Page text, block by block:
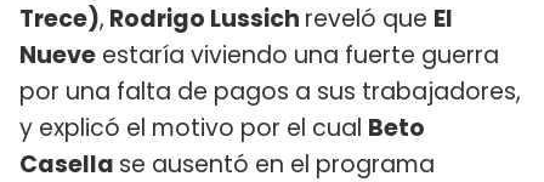
Trece), Rodrigo Lussich reveló que El
Nueve estaría viviendo una fuerte guerra
por una falta de pagos a sus trabajadores,
y explicó el motivo por el cual Beto
Casella se ausentó en el programa